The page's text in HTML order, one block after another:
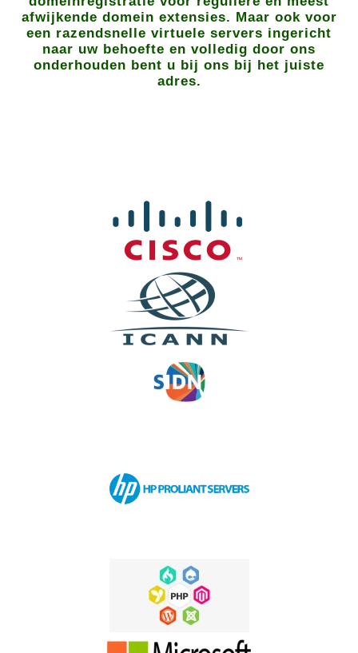
afwijkende domein extensies. Maar ook voor
een razendsnelle virtuele servers ingericht
naar uw behoefte en volledig door ons
onderhouden bent u bij ons bij het juiste
adres.